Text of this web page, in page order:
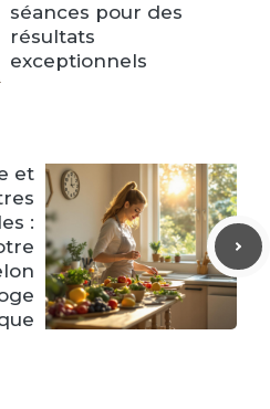
séances pour des
résultats
exceptionnels
et
: